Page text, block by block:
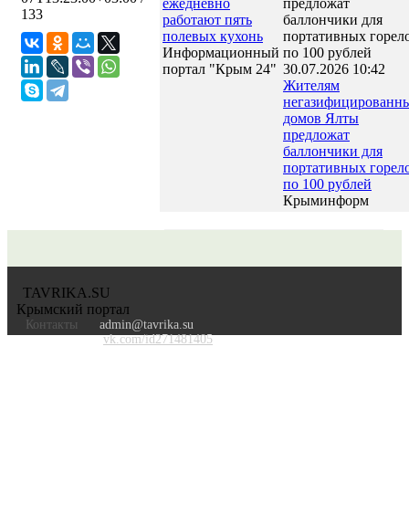
133
ежедневно
работают пять
полевых кухонь
Информационный
портал "Крым 24" 30.07.2026 10:42
Жителям
домов Ялты
предложат
баллончики для
портативных
по 100 рублей
Крыминформ
TAVRIKA.SU
Крымский портал
Контакты
admin@tavrika.su
vk.com/id271481405